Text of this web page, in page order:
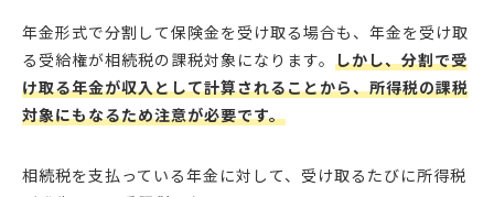
年金形式で分割して保険金を受け取る場合も、年金を受け取
る受給権が相続税の課税対象になります。 しかし、分割で受
け取る年金が収入として計算されることから、所得税の課税
対象にもなるため注意が必要です。
相続税を支払っている年金に対して、受け取るたびに所得税